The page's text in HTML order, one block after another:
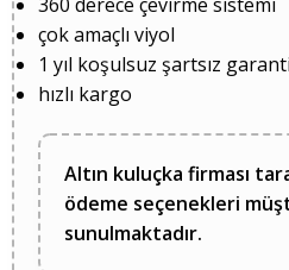
çok amaçlı viyol
1 yıl koşulsuz şartsız garanti
hızlı kargo
Altın kuluçka firması
ödeme seçenekleri
sunulmaktadır.